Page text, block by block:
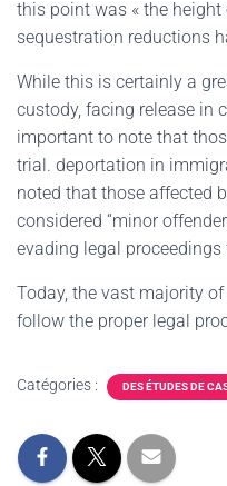
this point was « the
sequestration reductions
While this is certainly a
custody, facing release in
important to note that
trial. deportation in
noted that those affected
considered “minor
evading legal
Today, the vast majority
follow the proper legal
Catégories : DES ÉTUDES DE